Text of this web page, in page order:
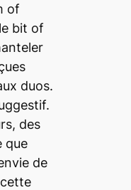
of
bit of
duos.
des
que
de